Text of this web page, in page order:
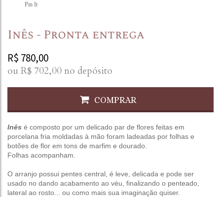
Pin It
Inês - Pronta entrega
R$ 780,00
ou R$ 702,00 no depósito
COMPRAR
Inês é composto por um delicado par de flores feitas em
porcelana fria moldadas à mão foram ladeadas por folhas e
botões de flor em tons de marfim e dourado.
Folhas acompanham.
O arranjo possui pentes central, é leve, delicada e pode ser
usado no dando acabamento ao véu, finalizando o penteado,
lateral ao rosto... ou como mais sua imaginação quiser.